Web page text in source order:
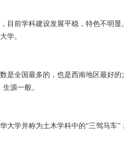
目前学科建设发展平稳，特色不明
学。
是全国最多的，也是西南地区最好
源一般。
大学并称为土木学科中的“三驾马车”